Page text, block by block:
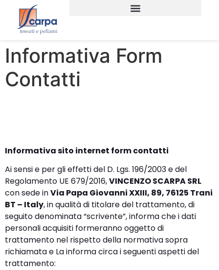
Informativa Form
Contatti
Informativa sito internet form contatti
Ai sensi e per gli effetti del D. Lgs. 196/2003 e del
Regolamento UE 679/2016,VINCENZO SCARPA SRL
con sede inVia Papa Giovanni XXIII, 89, 76125 Trani
BT – Italy, in qualità di titolare del trattamento, di
seguito denominata “scrivente”, informa che i dati
personali acquisiti formeranno oggetto di
trattamento nel rispetto della normativa sopra
richiamata e La informa circa i seguenti aspetti del
trattamento: